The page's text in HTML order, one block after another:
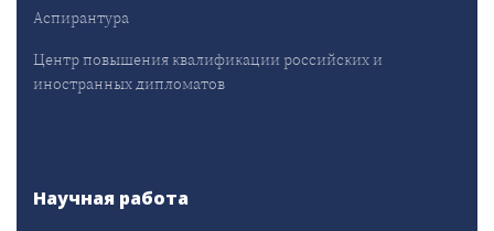
Аспирантура
Центр повышения квалификации российских и
иностранных дипломатов
Научная работа